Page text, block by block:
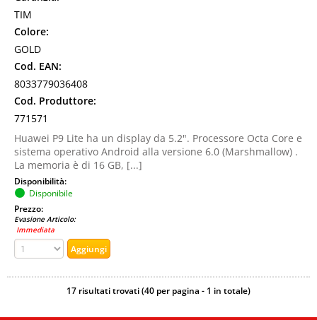
TIM
Colore:
GOLD
Cod. EAN:
8033779036408
Cod. Produttore:
771571
Huawei P9 Lite ha un display da 5.2". Processore Octa Core e
sistema operativo Android alla versione 6.0 (Marshmallow) .
La memoria è di 16 GB, [...]
Disponibilità:
Disponibile
Prezzo:
Evasione Articolo:
Immediata
17 risultati trovati (40 per pagina - 1 in totale)